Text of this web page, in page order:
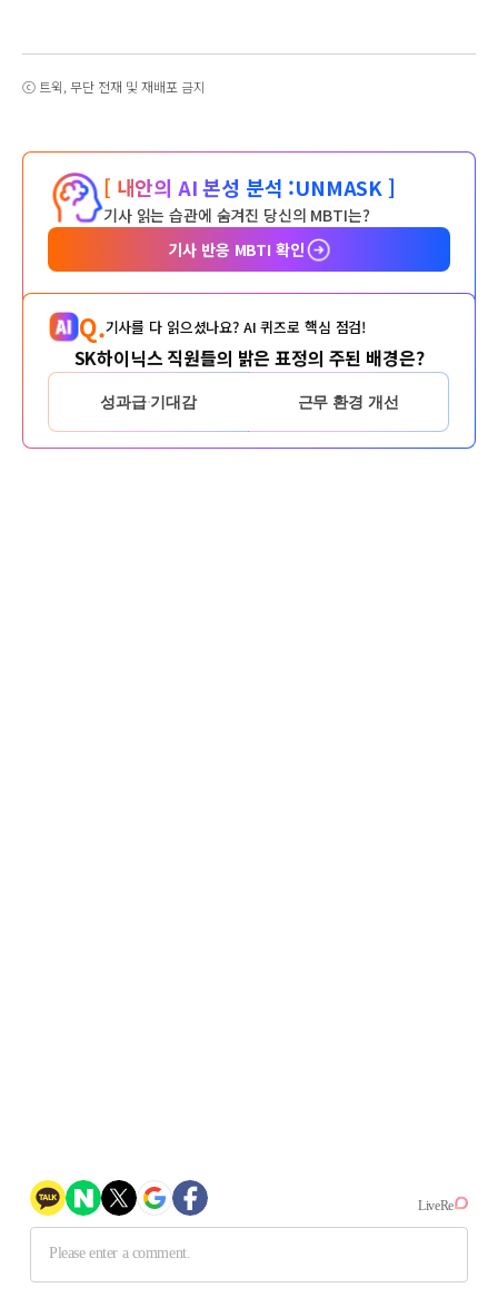
ⓒ 트윅, 무단 전재 및 재배포 금지
[ 내안의 AI 본성 분석 :UNMASK ]
기사 읽는 습관에 숨겨진 당신의 MBTI는?
기사 반응 MBTI 확인
Q.기사를 다 읽으셨나요? AI 퀴즈로 핵심 점검!
SK하이닉스 직원들의 밝은 표정의 주된 배경은?
성과급 기대감 근무 환경 개선